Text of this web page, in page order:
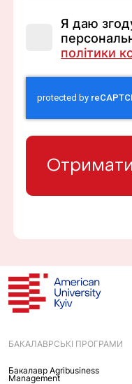
Я даю
політики
Отримати
БАКАЛАВРСЬКІ ПРОГРАМИ
Бакалавр Agribusiness
Management